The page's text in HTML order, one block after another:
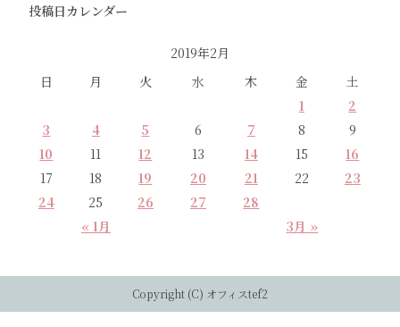
投稿日カレンダー
2019年2月
日
月 火 水 木 金 土
« 1月 3月 »
1
2
3
4 5 6 7 8
9
10
11 12 13 14 15
16
17
18 19 20 21 22
23
24
25 26 27 28
Copyright (C) オフィスtef2